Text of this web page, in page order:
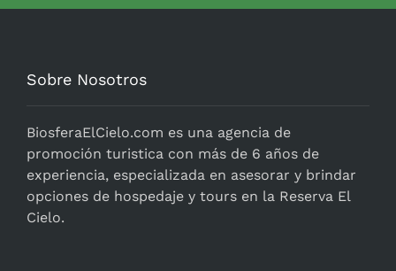
Sobre Nosotros
BiosferaElCielo.com es una agencia de
promoción turistica con más de 6 años de
experiencia, especializada en asesorar y brindar
opciones de hospedaje y tours en la Reserva El
Cielo.